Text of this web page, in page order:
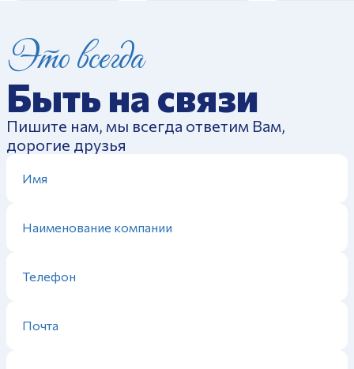
Это всегда
Быть на связи
Пишите нам, мы всегда ответим Вам,
дорогие друзья